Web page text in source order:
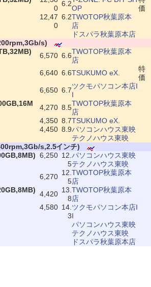
0
6.2
OP
価
12,47
0
6.2TWOTOP秋葉原本
店
ドスパラ秋葉原本店
s)
6,570 6.6TWOTOP秋葉原本
店
6,640 6.6TSUKUMO eX.
特
価
6,650 6.7ツクモパソコン本店I
I
4,270 8.5TWOTOP秋葉原本
店
4,350 8.7TSUKUMO eX.
4,450 8.9パソコンハウス東映
テクノハウス東映
s,2.5インチ)
6,250 12.
5
パソコンハウス東映
テクノハウス東映
6,270 12.
5
TWOTOP秋葉原本
店
4,420 13.
8
TWOTOP秋葉原本
店
4,580 14.
3
ツクモパソコン本店I
I
パソコンハウス東映
テクノハウス東映
ドスパラ秋葉原本店